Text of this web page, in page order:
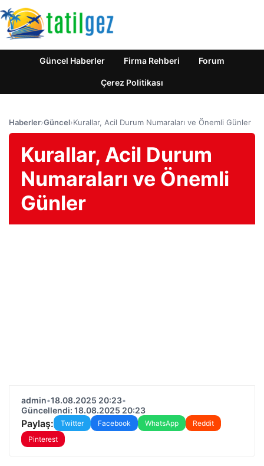
Güncel Haberler Firma Rehberi Forum
Çerez Politikası
Haberler›Güncel›Kurallar, Acil Durum Numaraları ve Önemli Günler
Kurallar, Acil Durum
Numaraları ve Önemli
Günler
admin•18.08.2025 20:23•
Güncellendi: 18.08.2025 20:23
Paylaş: Twitter Facebook WhatsApp
Reddit
Pinterest